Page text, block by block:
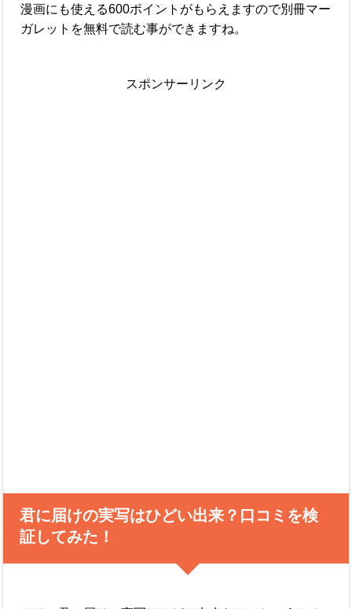
漫画にも使える600ポイントがもらえますので別冊マー
ガレットを無料で読む事ができますね。
スポンサーリンク
君に届けの実写はひどい出来？口コミを検
証してみた！